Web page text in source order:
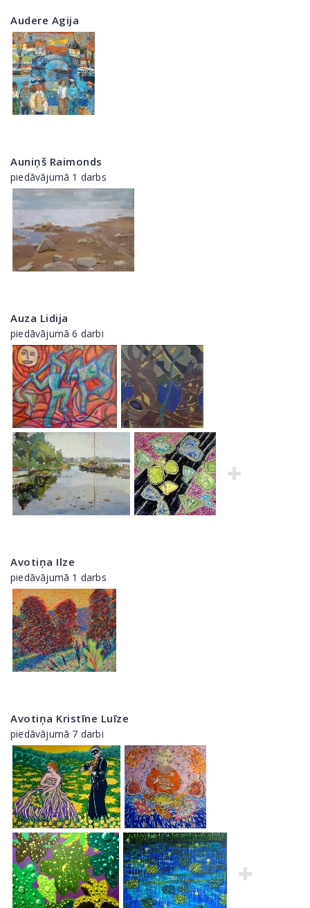
Audere Agija
Auniņš Raimonds
piedāvājumā 1 darbs
Auza Lidija
piedāvājumā 6 darbi
Avotiņa Ilze
piedāvājumā 1 darbs
Avotiņa Kristīne Luīze
piedāvājumā 7 darbi